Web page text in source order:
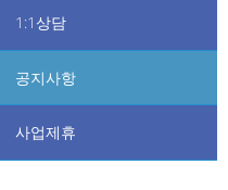
1:1상담
공지사항
사업제휴